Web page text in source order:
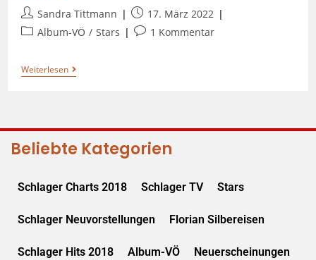
Sandra Tittmann
17. März 2022
Album-VÖ / Stars 1 Kommentar
Weiterlesen
Beliebte Kategorien
Schlager Charts 2018 Schlager TV Stars
Schlager Neuvorstellungen Florian Silbereisen
Schlager Hits 2018 Album-VÖ Neuerscheinungen